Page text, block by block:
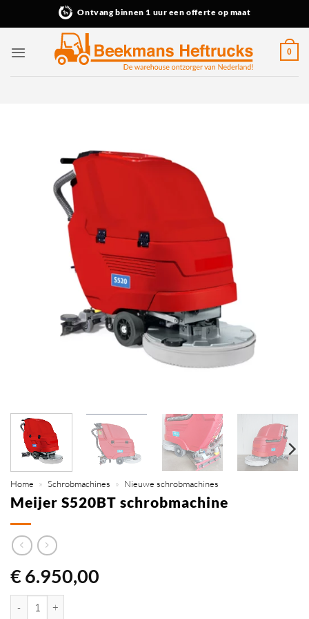
Ontvang binnen 1 uur een offerte op maat
0
Home » Schrobmachines » Nieuwe schrobmachines
Meijer S520BT schrobmachine
€6.950,00
Meijer S520BT schrobmachine aantal